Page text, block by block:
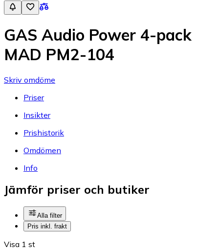
GAS Audio Power 4-pack
MAD PM2-104
Skriv omdöme
Priser
Insikter
Prishistorik
Omdömen
Info
Jämför priser och butiker
Alla filter
Pris inkl. frakt
Visa 1 st